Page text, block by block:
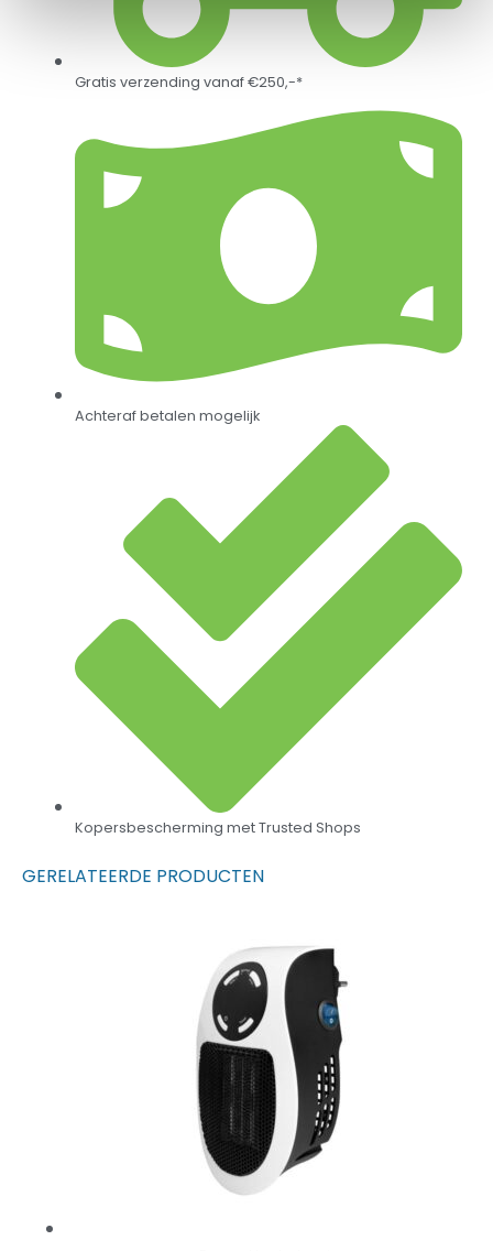
Gratis verzending vanaf €250,-*
Achteraf betalen mogelijk
Kopersbescherming met Trusted Shops
GERELATEERDE PRODUCTEN